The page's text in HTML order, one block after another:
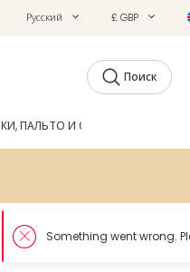
Русский £ GBP
Поиск
ПАЛЬТО И ОБУВЬ